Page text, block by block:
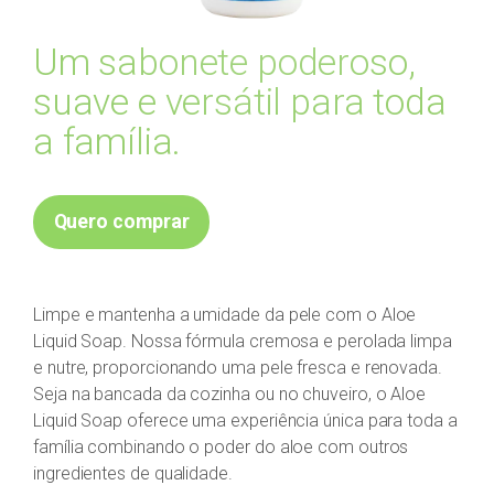
Um sabonete poderoso,
suave e versátil para toda
a família.
Quero comprar
Limpe e mantenha a umidade da pele com o Aloe
Liquid Soap. Nossa fórmula cremosa e perolada limpa
e nutre, proporcionando uma pele fresca e renovada.
Seja na bancada da cozinha ou no chuveiro, o Aloe
Liquid Soap oferece uma experiência única para toda a
família combinando o poder do aloe com outros
ingredientes de qualidade.